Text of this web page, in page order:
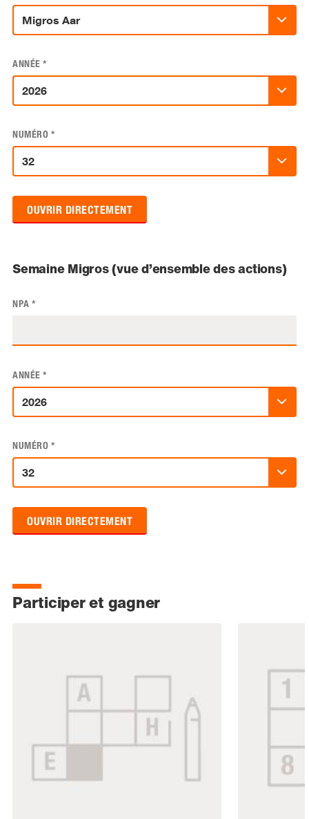
ANNÉE *
NUMÉRO *
OUVRIR DIRECTEMENT
Semaine Migros (vue d’ensemble des actions)
NPA *
ANNÉE *
NUMÉRO *
OUVRIR DIRECTEMENT
Participer et gagner